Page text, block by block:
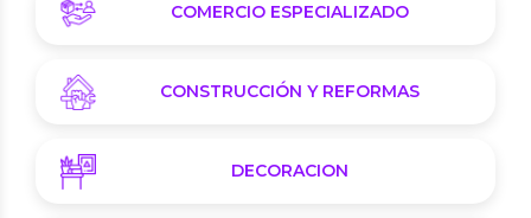
COMERCIO ESPECIALIZADO
CONSTRUCCIÓN Y REFORMAS
DECORACION